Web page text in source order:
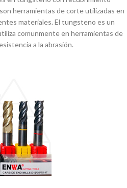
herramientas de corte utilizadas en
materiales. El tungsteno es un
comunmente en herramientas de
a la abrasión.